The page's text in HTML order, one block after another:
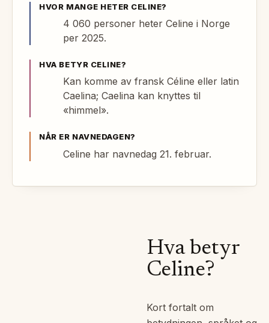
HVOR MANGE HETER CELINE?
4 060 personer heter Celine i Norge
per 2025.
HVA BETYR CELINE?
Kan komme av fransk Céline eller latin
Caelina; Caelina kan knyttes til
«himmel».
NÅR ER NAVNEDAGEN?
Celine har navnedag 21. februar.
Hva betyr
Celine?
Kort fortalt om